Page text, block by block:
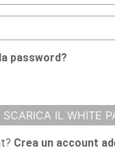
password?
IL WHITE
Crea un account